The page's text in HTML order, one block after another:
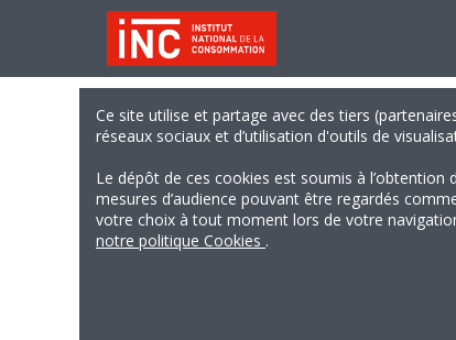
Ce site utilise et partage avec des tiers
réseaux sociaux et d’utilisation d'outils de
Le dépôt de ces cookies est soumis à
mesures d’audience pouvant être regardés
votre choix à tout moment lors de votre
notre politique Cookies .